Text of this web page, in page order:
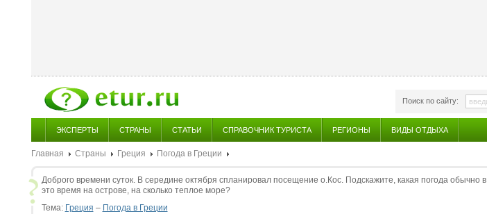
Поиск по сайту:
ЭКСПЕРТЫ СТРАНЫ СТАТЬИ СПРАВОЧНИК ТУРИСТА РЕГИОНЫ ВИДЫ ОТДЫХА
Главная Страны Греция Погода в Греции
Доброго времени суток. В середине октября спланировал посещение о.Кос. Подскажите, какая погода обычно в
это время на острове, на сколько теплое море?
Тема: Греция – Погода в Греции